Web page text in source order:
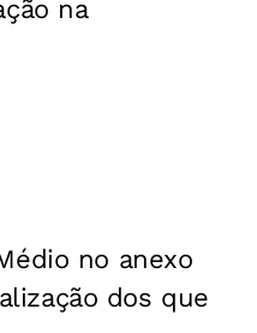
na
no anexo
dos que